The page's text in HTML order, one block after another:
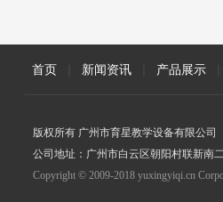
首页 新闻资讯 产品展示
版权所有 广州市育星教学设备有限公司
公司地址：广州市白云区朝阳村联新南
Copyright © 2009-2018 yuxingyiqi.cn